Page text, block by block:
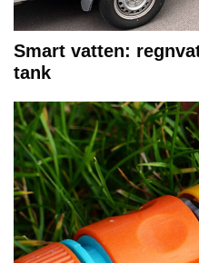
Smart vatten:
tank